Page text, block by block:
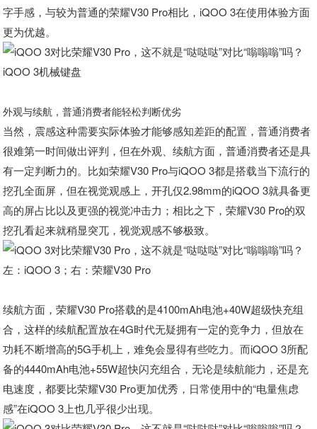
字手感，与较为普通的荣耀V30 Pro相比，iQOO 3在使用体验方面
更为优越。
iQOO 3机械键盘
外观与续航，普通消费者能轻松判断优劣
当然，震感这种需要实际体验才能够感知差距的配置，普通消费者
很难第一时间做出评判，但在外观、续航方面，普通消费者还是具
有一定判断力的。比如荣耀V30 Pro与iQOO 3都是搭载当下流行的
挖孔全面屏，但在视觉观感上，开孔仅2.98mm的iQOO 3就具备更
高的屏占比以及更强的视觉冲击力；相比之下，荣耀V30 Pro的双
挖孔看起来就稍显突兀，视觉观感不够极致。
左：iQOO 3；右：荣耀V30 Pro
续航方面，荣耀V30 Pro搭载的是4100mAh电池+40W超级快充组
合，这样的续航配置放在4G时代无疑拥有一定的竞争力，但放在
功耗不断增高的5G手机上，难免会显得有些吃力。而iQOO 3所配
备的4440mAh电池+55W超快闪充组合，无论是续航能力，还是充
电速度，都要比荣耀V30 Pro更加优秀，日常使用中的“电量焦虑
感”在iQOO 3上也几乎很少出现。